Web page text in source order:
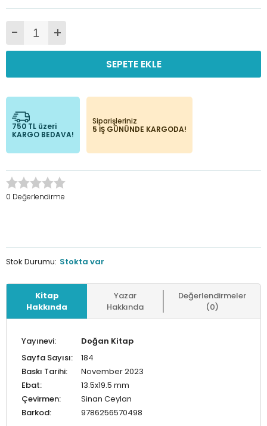
- +
SEPETE EKLE
750 TL üzeri
KARGO BEDAVA!
Siparişleriniz
5 İŞ GÜNÜNDE KARGODA!
0 Değerlendirme
Stok Durumu: Stokta var
Kitap
Hakkında
Yazar
Hakkında
Değerlendirmeler
(0)
Yayınevi:
Doğan Kitap
Sayfa Sayısı:
184
Baskı Tarihi:
November 2023
Ebat:
13.5x19.5 mm
Çevirmen:
Sinan Ceylan
Barkod:
9786256570498